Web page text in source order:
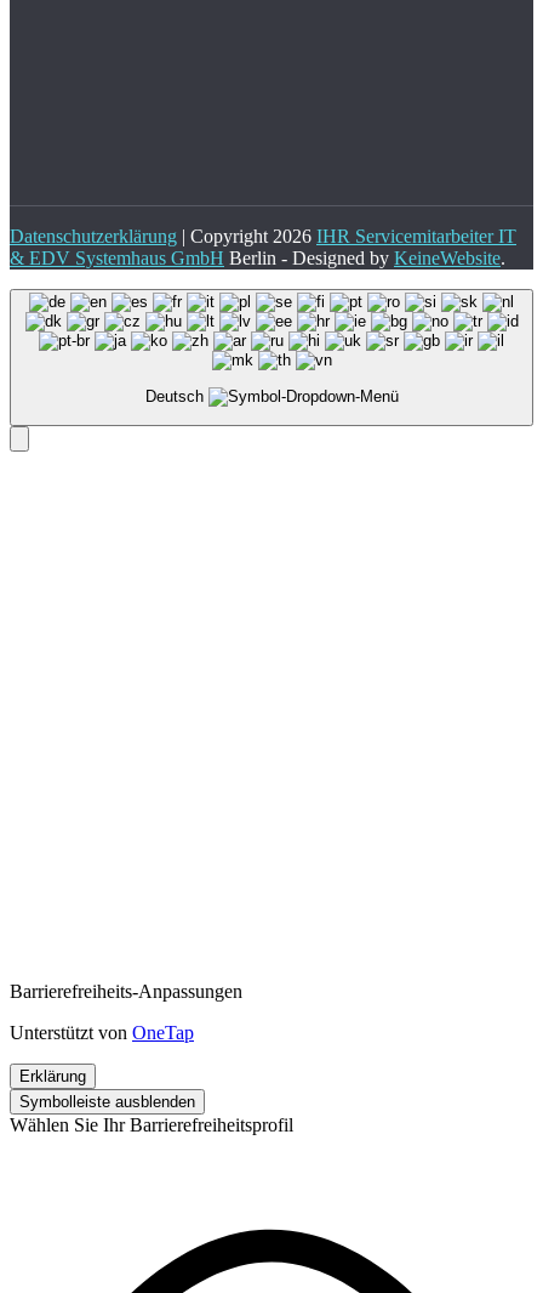
Datenschutzerklärung | Copyright 2026 IHR Servicemitarbeiter IT
& EDV Systemhaus GmbH Berlin - Designed by KeineWebsite.
Deutsch
Barrierefreiheits-Anpassungen
Unterstützt von OneTap
Erklärung
Symbolleiste ausblenden
Wählen Sie Ihr Barrierefreiheitsprofil